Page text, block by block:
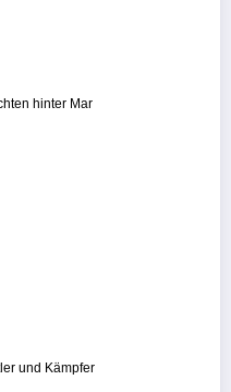
hinter Mar
und Kämpfer